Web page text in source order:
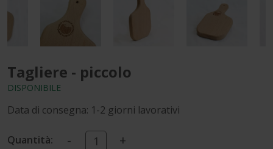
Tagliere - piccolo
DISPONIBILE
Data di consegna: 1-2 giorni lavorativi
Quantità: - +